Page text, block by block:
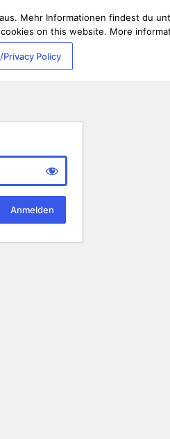
Mehr Informationen findest du
on this website. More
Policy